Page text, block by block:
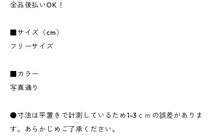
全品後払いOK！
■サイズ（cm）
フリーサイズ
■カラー
写真通り
●寸法は平置きで計測しているため1-3ｃｍの誤差がありま
す。あらかじめご了承ください。